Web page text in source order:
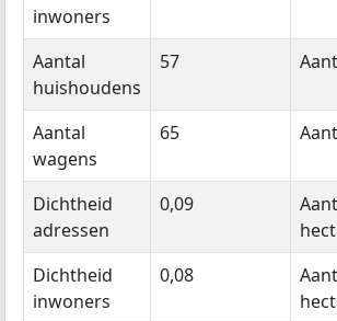
inwoners
Aantal
huishoudens
57
Aantal
wagens
65
Dichtheid
adressen
0,09
Dichtheid
inwoners
0,08